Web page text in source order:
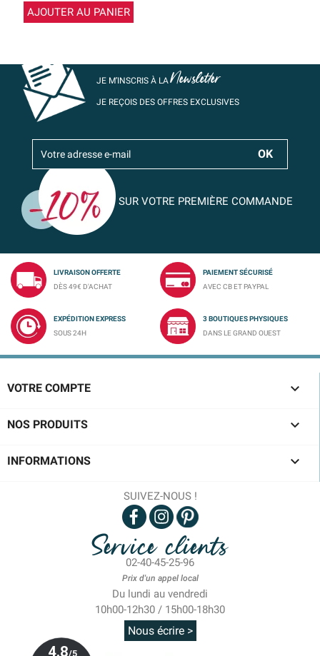
AJOUTER AU PANIER
JE M’INSCRIS À LANewsletter
JE REÇOIS DES OFFRES EXCLUSIVES
SUR VOTRE PREMIÈRE COMMANDE
LIVRAISON OFFERTE
DÈS 49€ D'ACHAT
PAIEMENT SÉCURISÉ
AVEC CB ET PAYPAL
EXPÉDITION EXPRESS
SOUS 24H
3 BOUTIQUES PHYSIQUES
DANS LE GRAND OUEST
VOTRE COMPTE 
NOS PRODUITS 
INFORMATIONS 
SUIVEZ-NOUS !
Service clients
02-40-45-25-96
Prix d'un appel local
Du lundi au vendredi
10h00-12h30 / 15h00-18h30
Nous écrire >